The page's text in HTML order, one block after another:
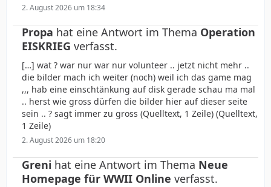
2. August 2026 um 18:34
Propa hat eine Antwort im Thema Operation
EISKRIEG verfasst.
[…] wat ? war nur war nur volunteer .. jetzt nicht mehr ..
die bilder mach ich weiter (noch) weil ich das game mag
,,, hab eine einschtänkung auf disk gerade schau ma mal
.. herst wie gross dürfen die bilder hier auf dieser seite
sein .. ? sagt immer zu gross (Quelltext, 1 Zeile) (Quelltext,
1 Zeile)
2. August 2026 um 18:20
Greni hat eine Antwort im Thema Neue
Homepage für WWII Online verfasst.